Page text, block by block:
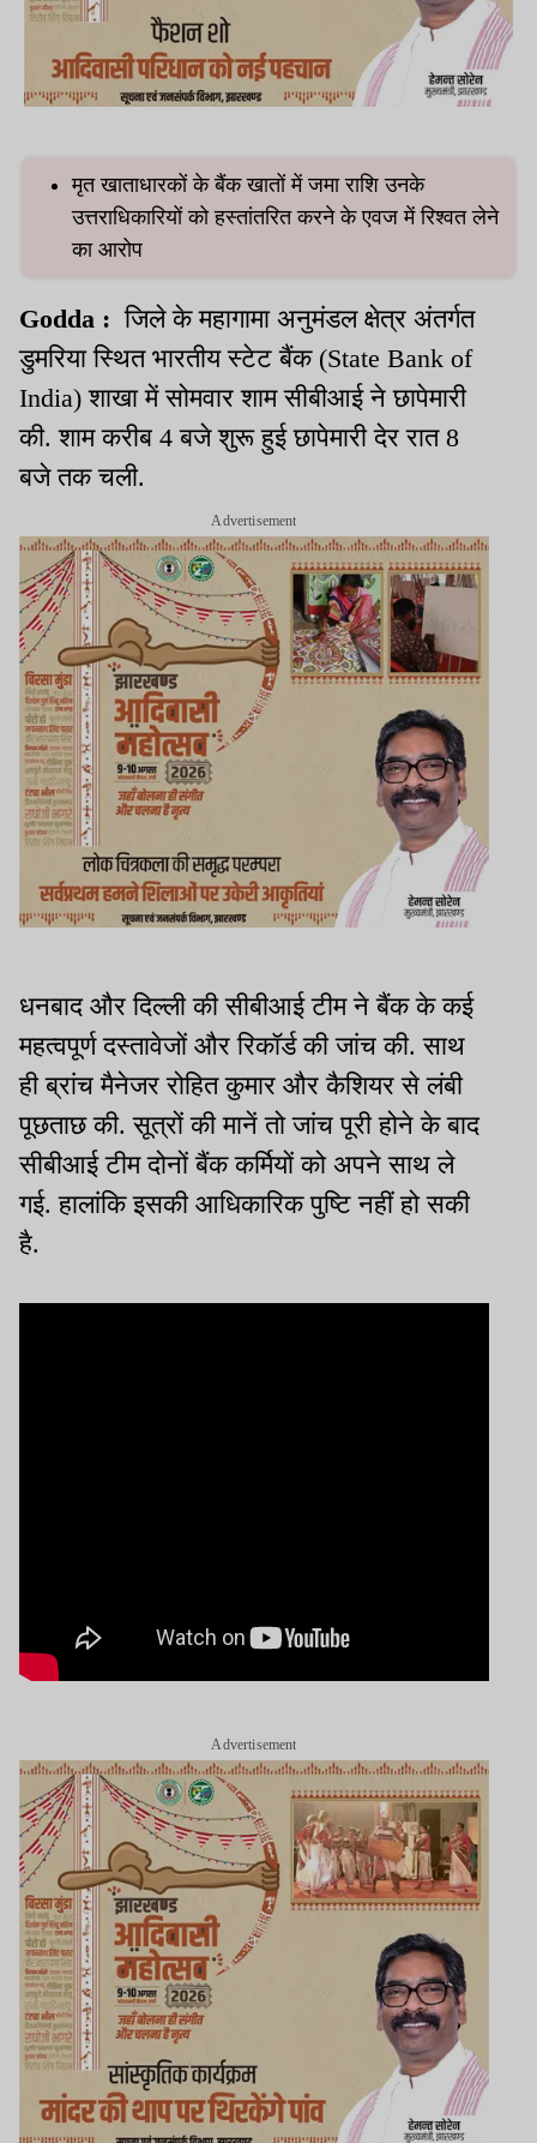
मृत खाताधारकों के बैंक खातों में जमा राशि उनके
उत्तराधिकारियों को हस्तांतरित करने के एवज में रिश्वत लेने
का आरोप
Godda :जिले के महागामा अनुमंडल क्षेत्र अंतर्गत
डुमरिया स्थित भारतीय स्टेट बैंक (State Bank of
India) शाखा में सोमवार शाम सीबीआई ने छापेमारी
की. शाम करीब 4 बजे शुरू हुई छापेमारी देर रात 8
बजे तक चली.
Advertisement
धनबाद और दिल्ली की सीबीआई टीम ने बैंक के कई
महत्वपूर्ण दस्तावेजों और रिकॉर्ड की जांच की. साथ
ही ब्रांच मैनेजर रोहित कुमार और कैशियर से लंबी
पूछताछ की. सूत्रों की मानें तो जांच पूरी होने के बाद
सीबीआई टीम दोनों बैंक कर्मियों को अपने साथ ले
गई. हालांकि इसकी आधिकारिक पुष्टि नहीं हो सकी
है.
Advertisement